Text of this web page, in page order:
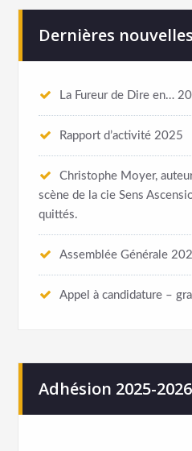
Dernières nouvelles
La Fureur de Dire en…
Rapport d’activité 2025
Christophe Moyer,
scène de la cie Sens
quittés.
Assemblée Générale
Appel à candidature –
Adhésion 2025-2026